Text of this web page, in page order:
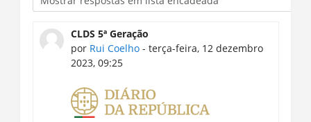
CLDS 5ª Geração
por Rui Coelho- terça-feira, 12 dezembro
2023, 09:25